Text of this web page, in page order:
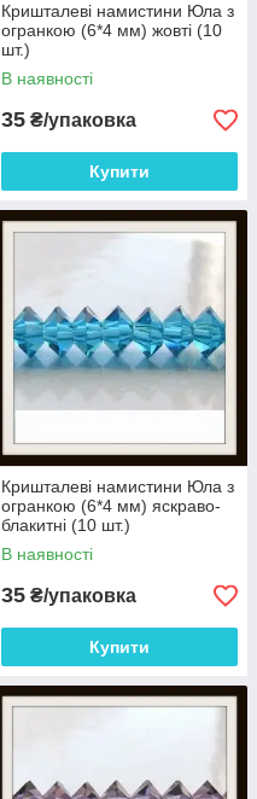
Кришталеві намистини Юла з
огранкою (6*4 мм) жовті (10
шт.)
В наявності
35 ₴/упаковка
Купити
Кришталеві намистини Юла з
огранкою (6*4 мм) яскраво-
блакитні (10 шт.)
В наявності
35 ₴/упаковка
Купити